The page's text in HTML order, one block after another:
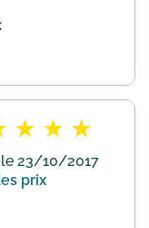
23/10/2017
prix